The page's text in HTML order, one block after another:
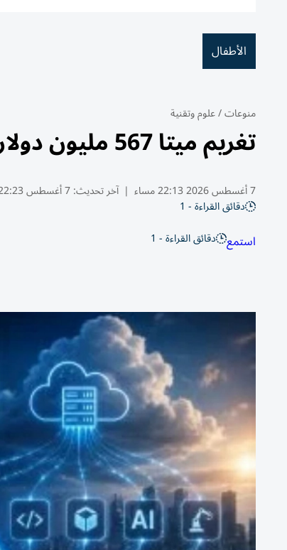
الأطفال
منوعات/علوم وتقنية
تغريم ميتا 567 مليون دولار بسبب أضرار منصاتها على الأطفال
7 أغسطس 2026 22:13 مساء | آخر تحديث:7 أغسطس 22:23 2026
دقائق القراءة - 1
استمع دقائق القراءة - 1